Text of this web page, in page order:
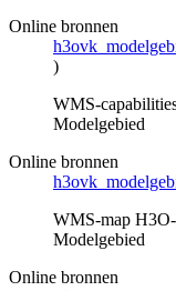
Online bronnen
)
WMS-
Modelgebied
Online bronnen
WMS-map
Modelgebied
Online bronnen